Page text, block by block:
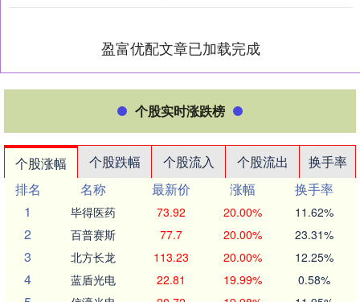
盈富优配文章已加载完成
个股实时涨跌榜
个股涨幅 个股跌幅 个股流入 个股流出
换手率
排名
名称 最新价 涨幅
换手率
1
毕得医药 73.92 20.00% 11.62%
2 百普赛斯 77.7 20.00% 23.31%
3 北方长龙 113.23 20.00% 12.25%
4 蓝盾光电 22.81 19.99% 0.58%